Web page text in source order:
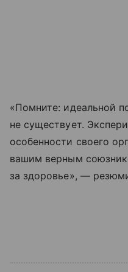
«Помните: идеальной
не существует.
особенности своего
вашим верным
за здоровье», —